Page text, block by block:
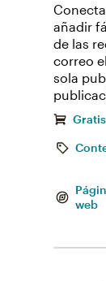
añadir
de las
correo
sola
Gratis
web